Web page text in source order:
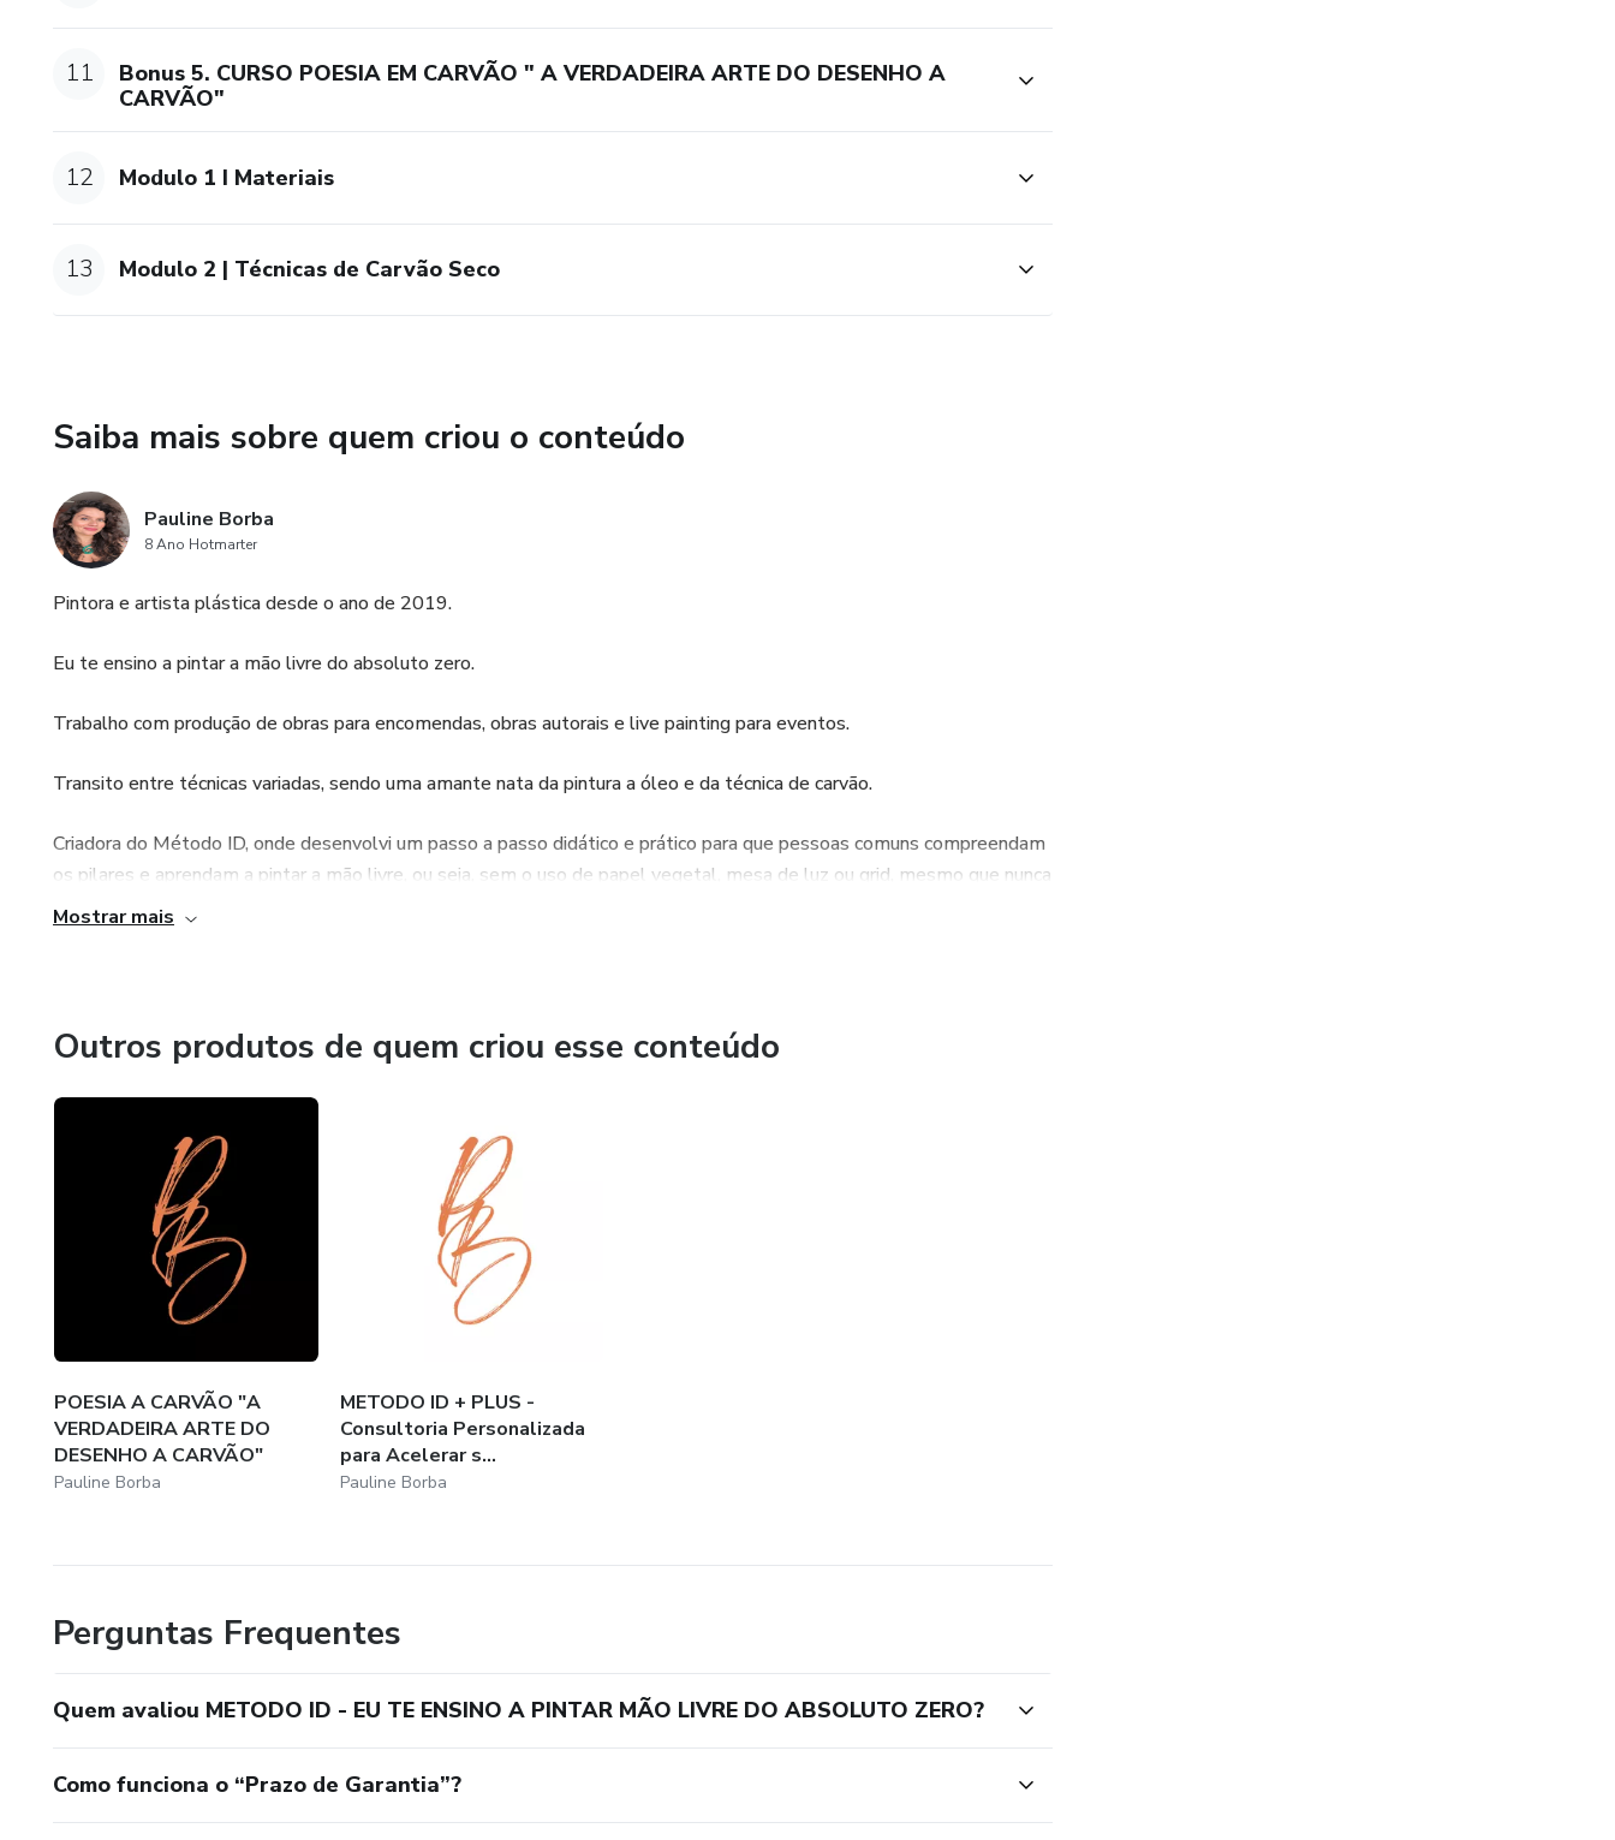
11
Bonus 5. CURSO POESIA EM CARVÃO " A VERDADEIRA ARTE DO DESENHO A
CARVÃO"
12 Modulo 1 I Materiais
13 Modulo 2 | Técnicas de Carvão Seco
Saiba mais sobre quem criou o conteúdo
Pauline Borba
8 Ano Hotmarter
Pintora e artista plástica desde o ano de 2019.
Eu te ensino a pintar a mão livre do absoluto zero.
Trabalho com produção de obras para encomendas, obras autorais e live painting para eventos.
Transito entre técnicas variadas, sendo uma amante nata da pintura a óleo e da técnica de carvão.
Criadora do Método ID, onde desenvolvi um passo a passo didático e prático para que pessoas comuns compreendam
os pilares e aprendam a pintar a mão livre, ou seja, sem o uso de papel vegetal, mesa de luz ou grid, mesmo que nunca
tenham pegado num lápis ou pincel.
Mostrar mais
Outros produtos de quem criou esse conteúdo
POESIA A CARVÃO "A
VERDADEIRA ARTE DO
DESENHO A CARVÃO"
Pauline Borba
METODO ID + PLUS -
Consultoria Personalizada
para Acelerar s...
Pauline Borba
Perguntas Frequentes
Quem avaliou METODO ID - EU TE ENSINO A PINTAR MÃO LIVRE DO ABSOLUTO ZERO?
Como funciona o “Prazo de Garantia”?